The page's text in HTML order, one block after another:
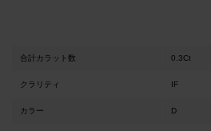
合計カラット数 0.3Ct
クラリティ IF
カラー D